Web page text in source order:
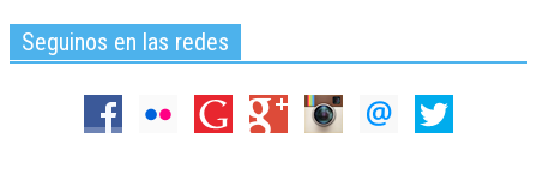
Seguinos en las redes